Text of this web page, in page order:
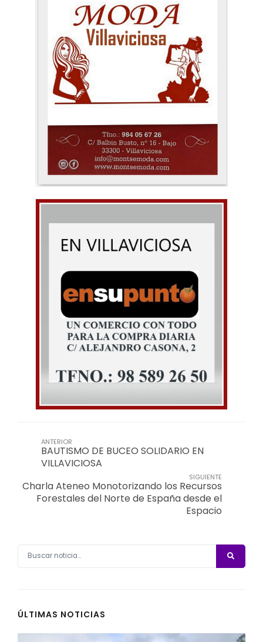
ANTERIOR
BAUTISMO DE BUCEO SOLIDARIO EN
VILLAVICIOSA
SIGUIENTE
Charla Ateneo Monotorizando los Recursos
Forestales del Norte de España desde el
Espacio
ÚLTIMAS NOTICIAS